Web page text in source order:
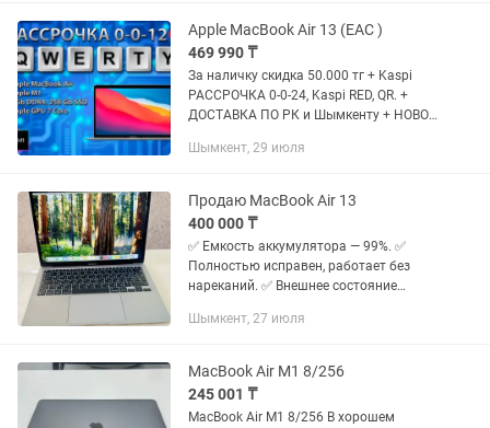
Apple MacBook Air 13 (EAC )
469 990 ₸
За наличку скидка 50.000 тг + Kaspi
РАССРОЧКА 0-0-24, Kaspi RED, QR. +
ДОСТАВКА ПО РК и Шымкенту + НОВОЕ
1 год + БОЛЕЕ 70 Новых и Б/у
Шымкент, 29 июля
Продаю MacBook Air 13
400 000 ₸
✅ Емкость аккумулятора — 99%. ✅
Полностью исправен, работает без
нареканий. ✅ Внешнее состояние
Бережная эксплуатация. ✅ В комплекте
Шымкент, 27 июля
MacBook Air M1 8/256
245 001 ₸
MacBook Air M1 8/256 В хорошем